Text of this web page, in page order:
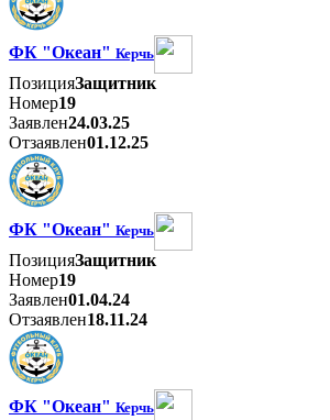
ФК "Океан" Керчь
ПозицияЗащитник
Номер19
Заявлен24.03.25
Отзаявлен01.12.25
ФК "Океан" Керчь
ПозицияЗащитник
Номер19
Заявлен01.04.24
Отзаявлен18.11.24
ФК "Океан" Керчь